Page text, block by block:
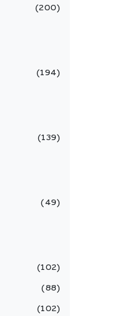
200
194
139
49
102
88
102